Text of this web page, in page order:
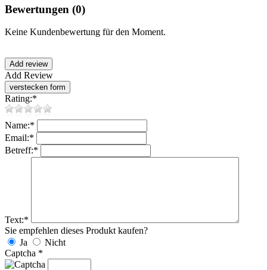
Bewertungen (0)
Keine Kundenbewertung für den Moment.
Add Review
Rating:*
Name:*
Email:*
Betreff:*
Text:*
Sie empfehlen dieses Produkt kaufen?
Ja
Nicht
Captcha *